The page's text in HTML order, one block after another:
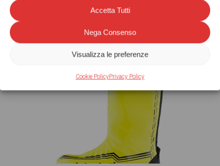
Accetta Tutti
Nega Consenso
Visualizza le preferenze
Cookie PolicyPrivacy Policy
Dal nostro BLOG